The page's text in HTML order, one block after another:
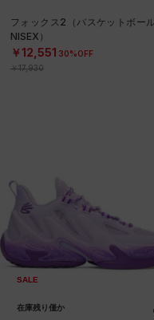
フォックス2（バスケットボー
NISEX）
￥12,551 30%OFF
￥17,930
SALE
在庫残り僅か